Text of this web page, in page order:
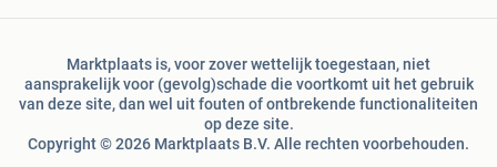
Marktplaats is, voor zover wettelijk toegestaan, niet
aansprakelijk voor (gevolg)schade die voortkomt uit het gebruik
van deze site, dan wel uit fouten of ontbrekende functionaliteiten
op deze site.
Copyright © 2026 Marktplaats B.V. Alle rechten voorbehouden.